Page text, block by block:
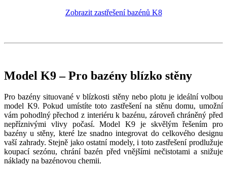
Zobrazit zastřešení bazénů K8
Model K9 – Pro bazény blízko stěny
Pro bazény situované v blízkosti stěny nebo plotu je ideální volbou
model K9. Pokud umístíte toto zastřešení na stěnu domu, umožní
vám pohodlný přechod z interiéru k bazénu, zároveň chráněný před
nepříznivými vlivy počasí. Model K9 je skvělým řešením pro
bazény u stěny, které lze snadno integrovat do celkového designu
vaší zahrady. Stejně jako ostatní modely, i toto zastřešení prodlužuje
koupací sezónu, chrání bazén před vnějšími nečistotami a snižuje
náklady na bazénovou chemii.